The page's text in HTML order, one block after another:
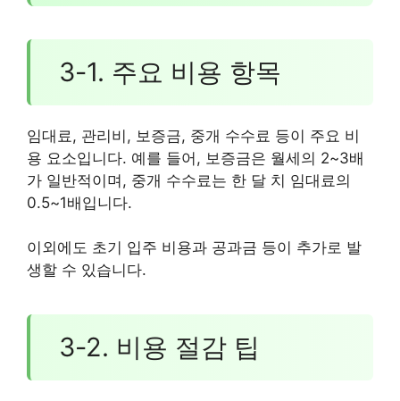
3-1. 주요 비용 항목
임대료, 관리비, 보증금, 중개 수수료 등이 주요 비
용 요소입니다. 예를 들어, 보증금은 월세의 2~3배
가 일반적이며, 중개 수수료는 한 달 치 임대료의
0.5~1배입니다.
이외에도 초기 입주 비용과 공과금 등이 추가로 발
생할 수 있습니다.
3-2. 비용 절감 팁